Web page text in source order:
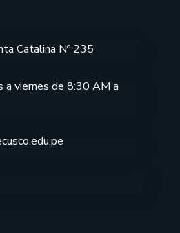
Catalina Nº 235
a viernes de 8:30 AM a